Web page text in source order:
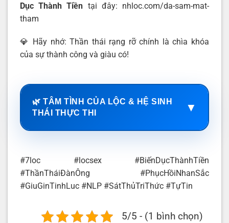
Dục Thành Tiền tại đây: nhloc.com/da-sam-mat-
tham
💎 Hãy nhớ: Thần thái rạng rỡ chính là chìa khóa
của sự thành công và giàu có!
🌿 TÂM TÌNH CỦA LỘC & HỆ SINH
THÁI THỰC THI
▼
#7loc #locsex #BiếnDụcThànhTiền
#ThầnTháiĐànÔng #PhụcHồiNhanSắc
#GiuGinTinhLuc #NLP #SátThủTriThức #TựTin
5/5 - (1 bình chọn)